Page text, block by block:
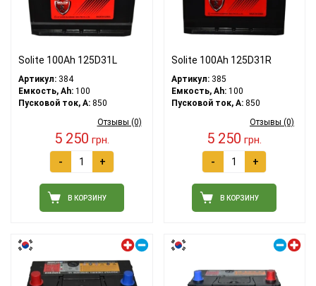
Solite 100Ah 125D31L
Артикул: 384
Емкость, Ah: 100
Пусковой ток, A: 850
Отзывы (0)
5 250 грн.
- +
В КОРЗИНУ
Solite 100Ah 125D31R
Артикул:385
Емкость, Ah:100
Пусковой ток, A:850
Отзывы (0)
5 250 грн.
- +
В КОРЗИНУ